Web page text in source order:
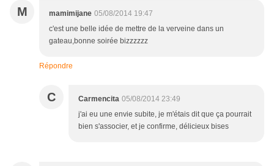
M mamimijane 05/08/2014 19:47
c'est une belle idée de mettre de la verveine dans un
gateau,bonne soirée bizzzzzz
Répondre
C Carmencita 05/08/2014 23:49
j'ai eu une envie subite, je m'étais dit que ça pourrait
bien s'associer, et je confirme, délicieux bises